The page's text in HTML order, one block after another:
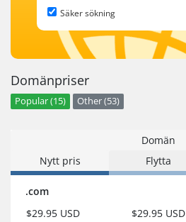
Säker sökning
Domänpriser
Popular (15) Other (53)
Domän
Nytt pris
Flytta
.com
$29.95 USD
$29.95 USD